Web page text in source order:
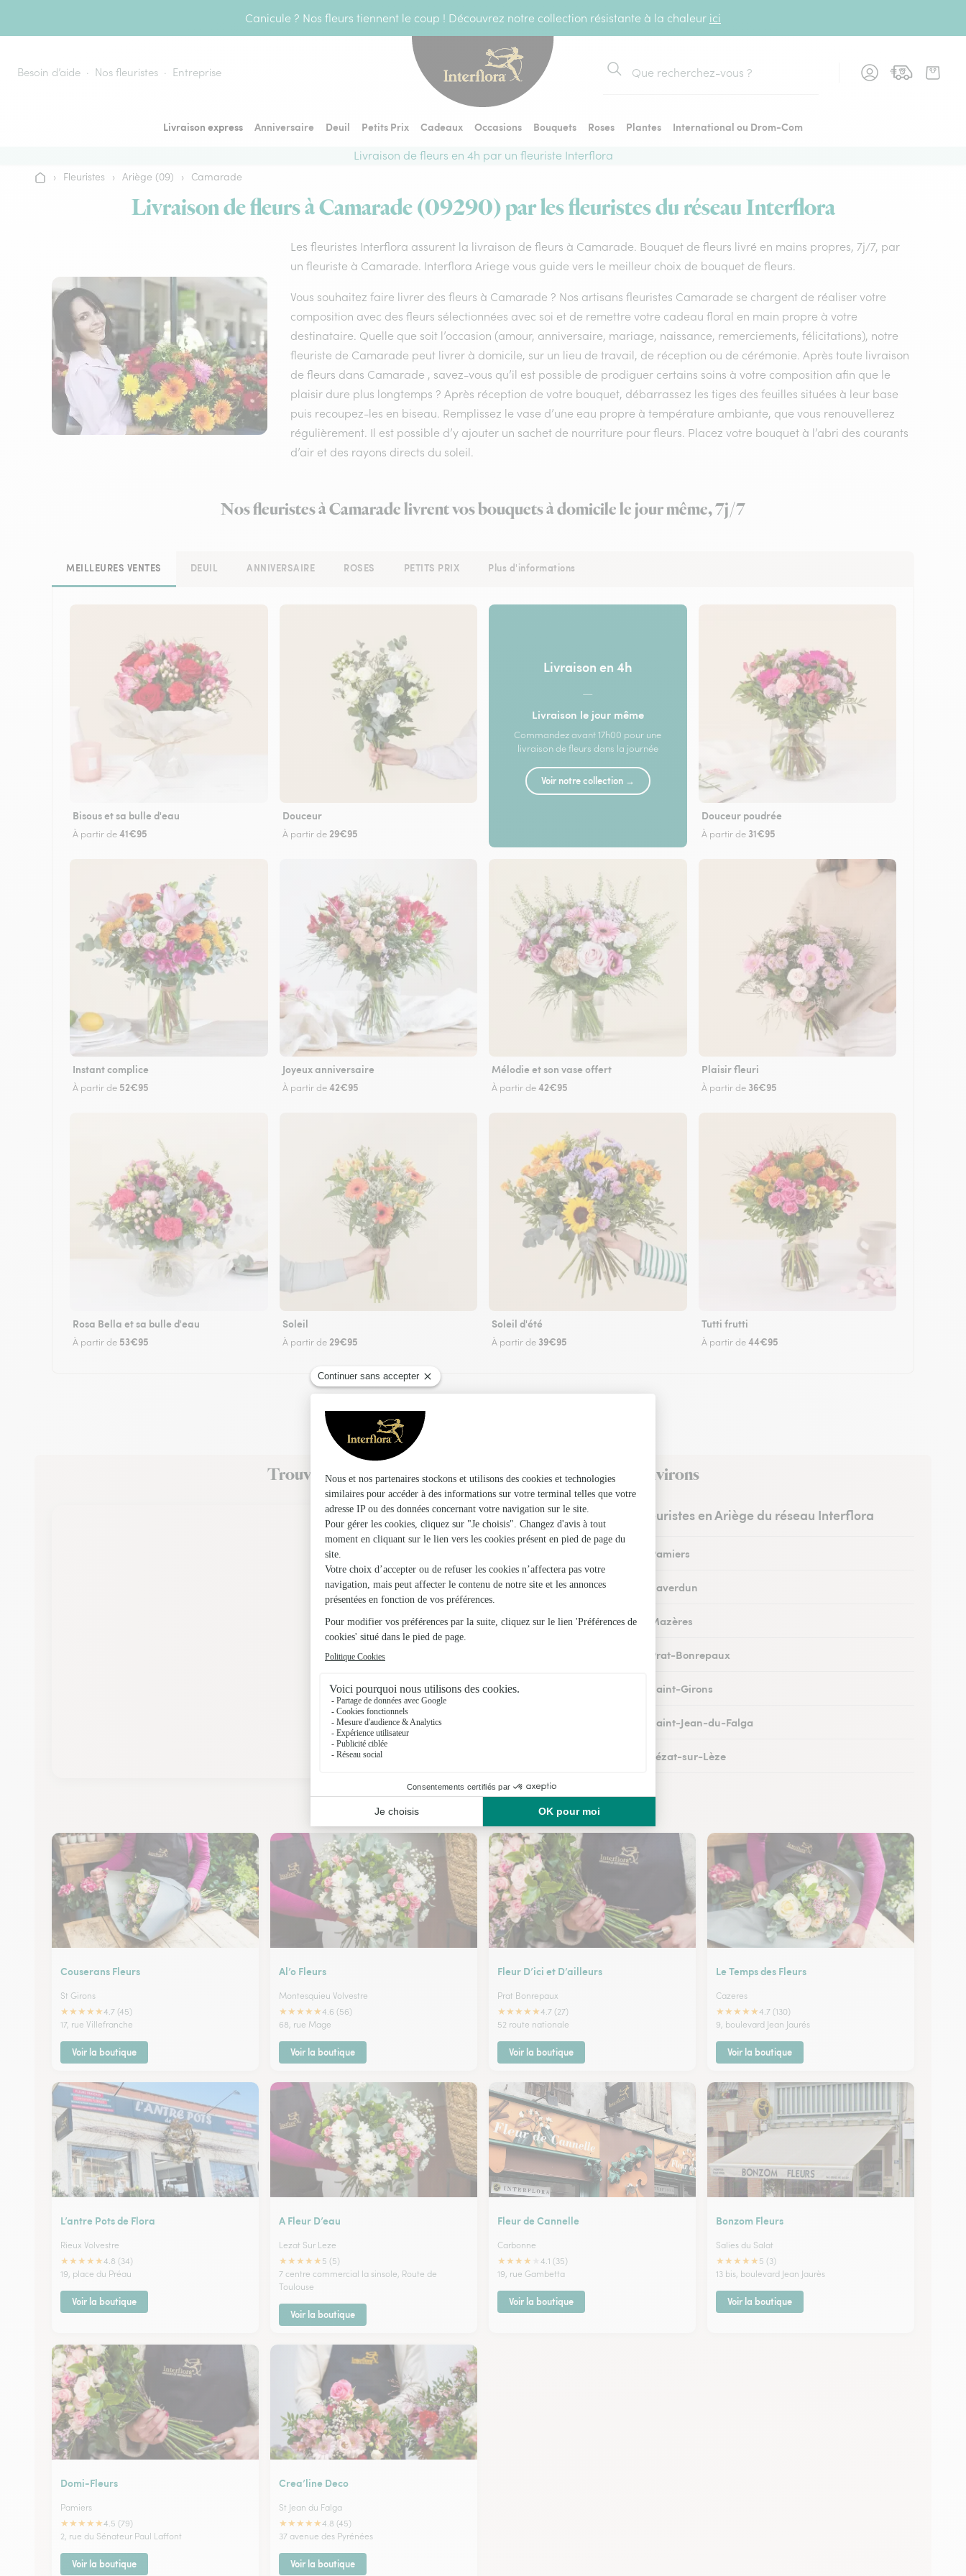
Canicule ? Nos fleurs tiennent le coup ! Découvrez notre collection résistante à la chaleur ici
Besoin d’aide Nos fleuristes Entreprise
Rechercher
Livraison express Anniversaire Deuil Petits Prix Cadeaux Occasions Bouquets Roses Plantes
International ou Drom-Com
Livraison de fleurs en 4h par un fleuriste Interflora
Accueil
› Fleuristes › Ariège (09) › Camarade
Livraison de fleurs à Camarade (09290) par les fleuristes du réseau Interflora
Les fleuristes Interflora assurent la livraison de fleurs à Camarade. Bouquet de fleurs livré en mains propres, 7j/7, par
un fleuriste à Camarade. Interflora Ariege vous guide vers le meilleur choix de bouquet de fleurs.
Vous souhaitez faire livrer des fleurs à Camarade ? Nos artisans fleuristes Camarade se chargent de réaliser votre
composition avec des fleurs sélectionnées avec soi et de remettre votre cadeau floral en main propre à votre
destinataire. Quelle que soit l’occasion (amour, anniversaire, mariage, naissance, remerciements, félicitations), notre
fleuriste de Camarade peut livrer à domicile, sur un lieu de travail, de réception ou de cérémonie. Après toute livraison
de fleurs dans Camarade , savez-vous qu’il est possible de prodiguer certains soins à votre composition afin que le
plaisir dure plus longtemps ? Après réception de votre bouquet, débarrassez les tiges des feuilles situées à leur base
puis recoupez-les en biseau. Remplissez le vase d’une eau propre à température ambiante, que vous renouvellerez
régulièrement. Il est possible d’y ajouter un sachet de nourriture pour fleurs. Placez votre bouquet à l’abri des courants
d’air et des rayons directs du soleil.
Nos fleuristes à Camarade livrent vos bouquets à domicile le jour même, 7j/7
MEILLEURES VENTES DEUIL ANNIVERSAIRE ROSES PETITS PRIX Plus d'informations
Bisous et sa bulle d'eau
À partir de41€95
Douceur
À partir de 29€95
Livraison en 4h
—
Livraison le jour même
Commandez avant 17h00 pour une
livraison de fleurs dans la journée
Voir notre collection →
Douceur poudrée
À partir de 31€95
Instant complice
À partir de 52€95
Joyeux anniversaire
À partir de42€95
Mélodie et son vase offert
À partir de42€95
Plaisir fleuri
À partir de 36€95
Rosa Bella et sa bulle d'eau
À partir de 53€95
Soleil
À partir de 29€95
Soleil d'été
À partir de 39€95
Tutti frutti
À partir de44€95
Trouvez un fleuriste Interflora à Camarade et dans ses environs
Les fleuristes en Ariège du réseau Interflora
Fleuristes à Pamiers
Fleuristes à Saverdun
Fleuristes à Mazères
Fleuristes à Prat-Bonrepaux
Fleuristes à Saint-Girons
Fleuristes à Saint-Jean-du-Falga
Fleuristes à Lézat-sur-Lèze
Nos fleuristes à Camarade
Couserans Fleurs
St Girons
★★★★★4.7 (45)
17, rue Villefranche
Voir la boutique
Al’o Fleurs
Montesquieu Volvestre
★★★★★4.6 (56)
68, rue Mage
Voir la boutique
Fleur D’ici et D’ailleurs
Prat Bonrepaux
★★★★★4.7 (27)
52 route nationale
Voir la boutique
Le Temps des Fleurs
Cazeres
★★★★★4.7 (130)
9, boulevard Jean Jaurés
Voir la boutique
L’antre Pots de Flora
Rieux Volvestre
★★★★★4.8 (34)
19, place du Préau
Voir la boutique
A Fleur D’eau
Lezat Sur Leze
★★★★★ 5 (5)
7 centre commercial la sinsole, Route de
Toulouse
Voir la boutique
Fleur de Cannelle
Carbonne
★★★★
4.1 (35)
19, rue Gambetta
Voir la boutique
Bonzom Fleurs
Salies du Salat
★★★★★ 5 (3)
13 bis, boulevard Jean Jaurès
Voir la boutique
Domi-Fleurs
Pamiers
★★★★★4.5 (79)
2, rue du Sénateur Paul Laffont
Voir la boutique
Crea’line Deco
St Jean du Falga
★★★★★4.8 (45)
37 avenue des Pyrénées
Voir la boutique